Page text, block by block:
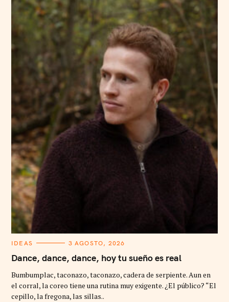
C
T
E
O
R
I
E
IDEAS 3 AGOSTO, 2026
Dance, dance, dance, hoy tu sueño es real
Bumbumplac, taconazo, taconazo, cadera de serpiente. Aun en
el corral, la coreo tiene una rutina muy exigente. ¿El público? “El
cepillo, la fregona, las sillas..